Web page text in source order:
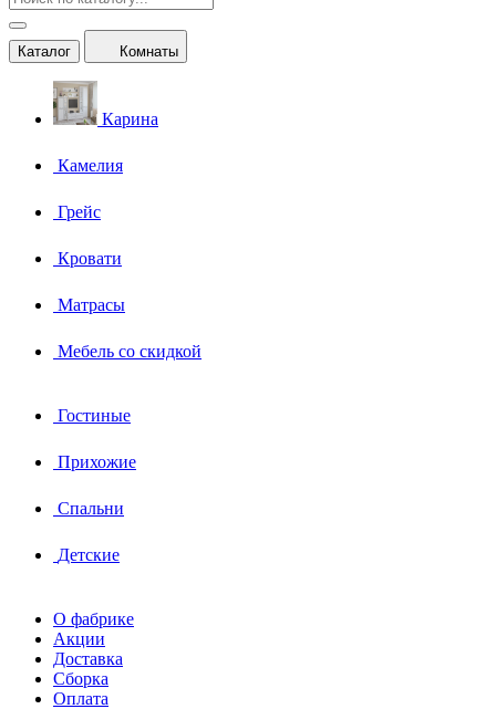
Каталог Комнаты
Карина
Камелия
Грейс
Кровати
Матрасы
Мебель со скидкой
Гостиные
Прихожие
Спальни
Детские
О фабрике
Акции
Доставка
Сборка
Оплата